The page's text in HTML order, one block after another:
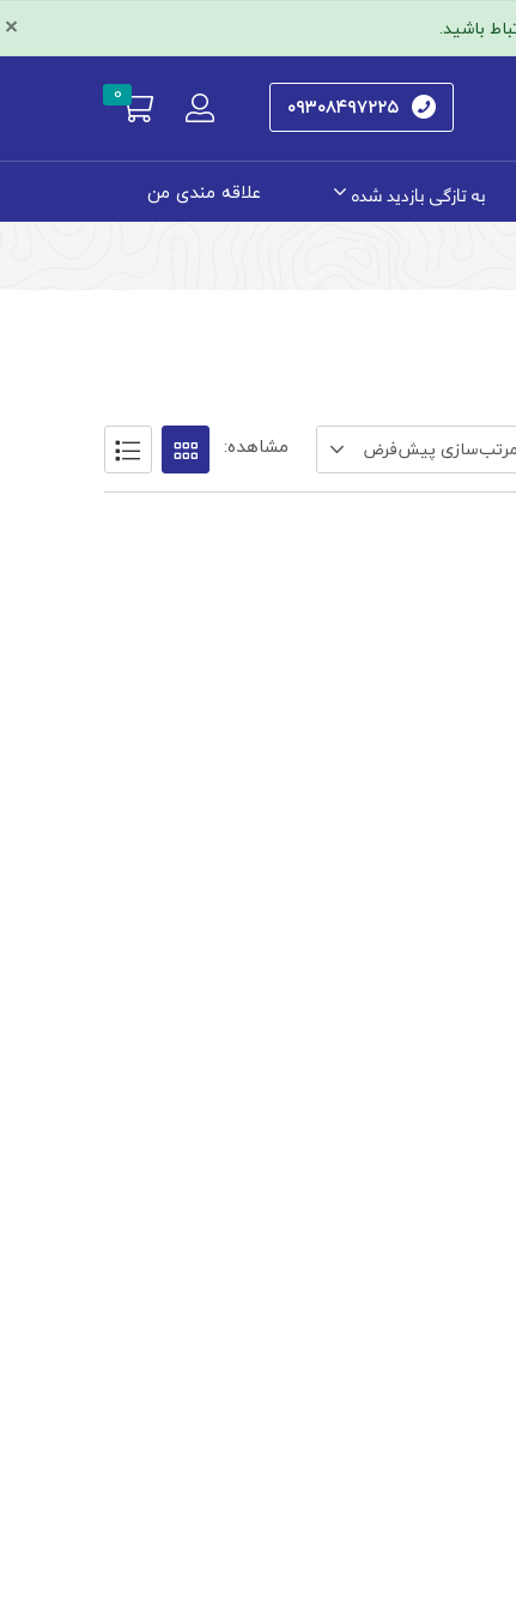
× باشید.
۰۹۳۰۸۴۹۷۲۲۵ 0
به تازگی بازدید شده علاقه مندی من
مرتب‌سازی پیش‌فرض مشاهده: